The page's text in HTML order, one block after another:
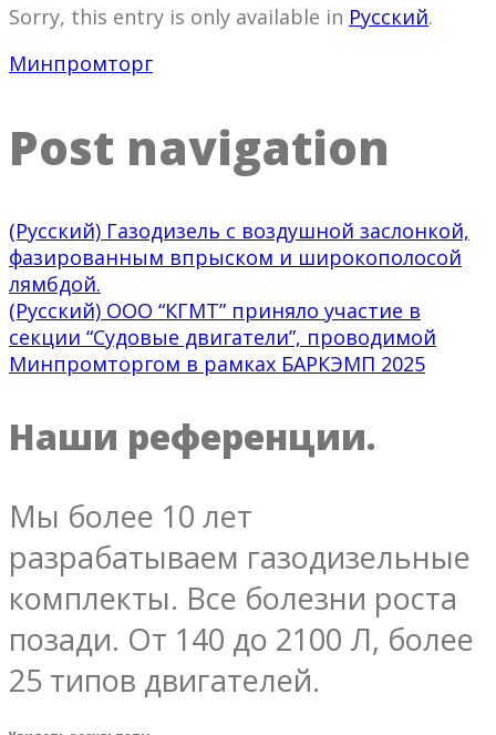
Sorry, this entry is only available in Русский.
Минпромторг
Post navigation
(Русский) Газодизель с воздушной заслонкой,
фазированным впрыском и широкополосой
лямбдой.
(Русский) ООО “КГМТ” приняло участие в
секции “Судовые двигатели”, проводимой
Минпромторгом в рамках БАРКЭМП 2025
Наши референции.
Мы более 10 лет
разрабатываем газодизельные
комплекты. Все болезни роста
позади. От 140 до 2100 Л, более
25 типов двигателей.